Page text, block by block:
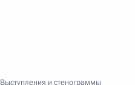
Выступления и стенограммы